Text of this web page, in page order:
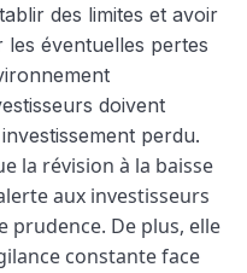
des limites et avoir
éventuelles pertes
doivent
perdu.
la révision à la baisse
aux investisseurs
prudence. De plus, elle
constante face